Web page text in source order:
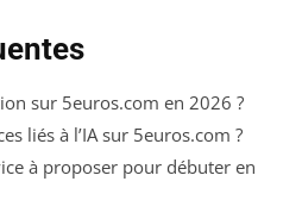
sur 5euros.com en 2026 ?
liés à l’IA sur 5euros.com ?
à proposer pour débuter en